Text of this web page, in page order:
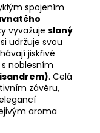
spojením
vyvažuje slaný
udržuje svou
jiskřivé
noblesním
. Celá
závěru,
aroma